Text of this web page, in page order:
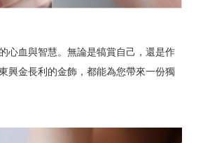
心血與智慧。無論是犒賞自己，還是作
興金長利的金飾，都能為您帶來一份獨